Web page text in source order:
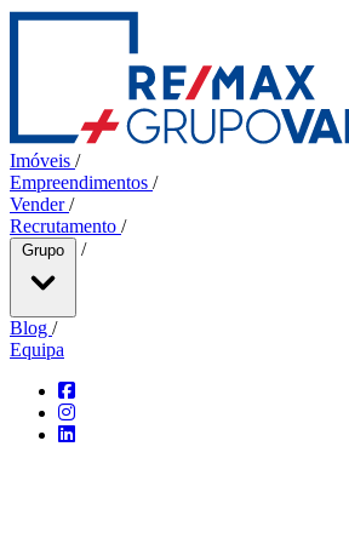
Imóveis /
Empreendimentos /
Vender/
Recrutamento /
Grupo /
Blog /
Equipa